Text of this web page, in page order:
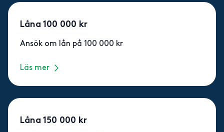
Låna 100 000 kr
Ansök om lån på 100 000 kr
Läs mer
Låna 150 000 kr